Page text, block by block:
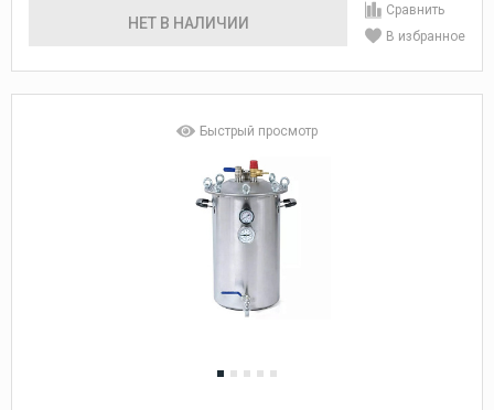
НЕТ В НАЛИЧИИ
Сравнить
В избранное
Быстрый просмотр